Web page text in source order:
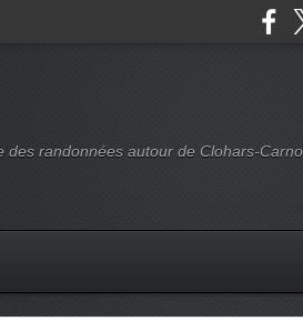
randonnées autour de Clohars-